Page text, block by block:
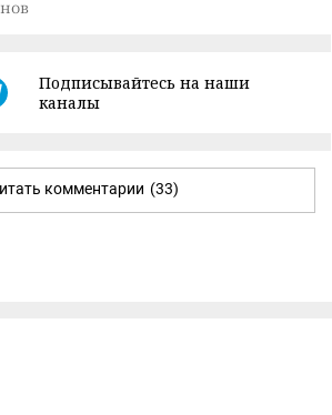
Подписывайтесь на наши
каналы
комментарии (33)